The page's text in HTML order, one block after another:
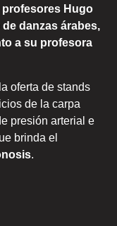
profesores Hugo
danzas árabes,
a su profesora
oferta de stands
de la carpa
presión arterial e
brinda el
.